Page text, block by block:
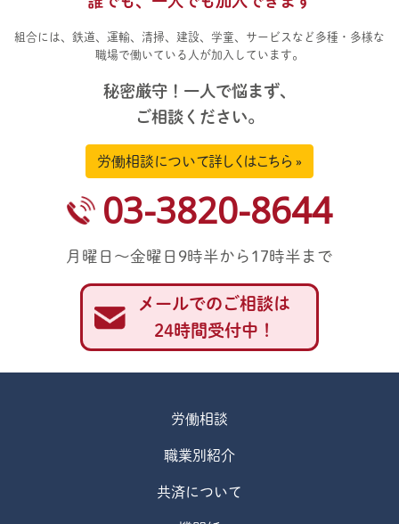
組合には、鉄道、運輸、清掃、建設、学童、サービスなど多種・多様な
職場で働いている人が加入しています。
秘密厳守！一人で悩まず、
ご相談ください。
労働相談について詳しくはこちら »
03-3820-8644
月曜日～金曜日9時半から17時半まで
メールでのご相談は
24時間受付中！
労働相談
職業別紹介
共済について